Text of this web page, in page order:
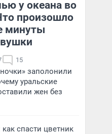
у океана во
произошло
минуты
15
заполонили
уральские
жен без
спасти цветник